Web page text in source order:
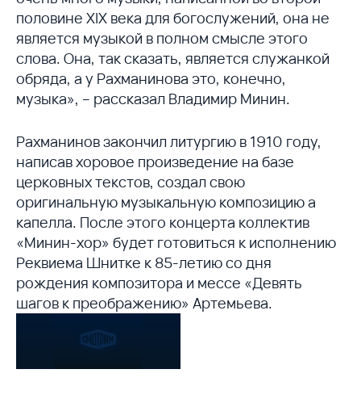
половине XIX века для богослужений, она не
является музыкой в полном смысле этого
слова. Она, так сказать, является служанкой
обряда, а у Рахманинова это, конечно,
музыка», – рассказал Владимир Минин.
Рахманинов закончил литургию в 1910 году,
написав хоровое произведение на базе
церковных текстов, создал свою
оригинальную музыкальную композицию а
капелла. После этого концерта коллектив
«Минин-хор» будет готовиться к исполнению
Реквиема Шнитке к 85-летию со дня
рождения композитора и мессе «Девять
шагов к преображению» Артемьева.